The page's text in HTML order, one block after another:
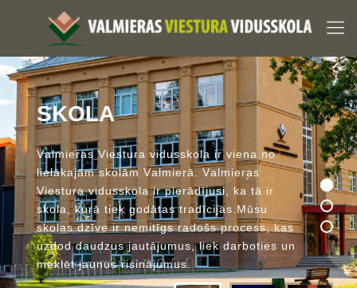
SKOLA
Valmieras Viestura vidusskola ir viena no
lielākajām skolām Valmierā Valmieras
Viestura vidusskola ir pierādījusi ka tā ir
skola , kurā tiek godātas tradīcijas Mūsu
skolas dzīve ir nemitīgs radošs process, kas
uzdod daudzus jautājumus, liek darboties un
meklēt jaunus risinājumus.